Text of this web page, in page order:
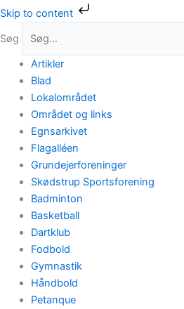
Skip to content
Gå
indholdet
Søg
Artikler
Blad
Lokalområdet
Området og links
Egnsarkivet
Flagalléen
Grundejerforeninger
Skødstrup Sportsforening
Badminton
Basketball
Dartklub
Fodbold
Gymnastik
Håndbold
Petanque